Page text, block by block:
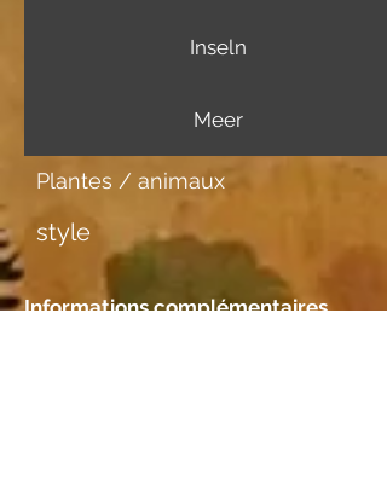
Inseln
Meer
Plantes / animaux
style
Informations complémentaires